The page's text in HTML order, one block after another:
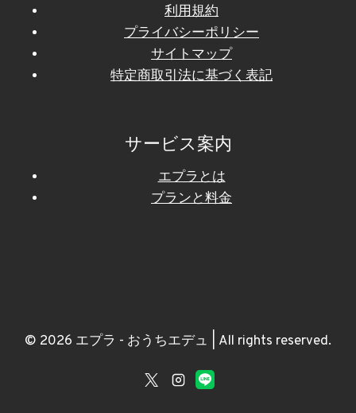
利用規約
プライバシーポリシー
サイトマップ
特定商取引法に基づく表記
サービス案内
エプラとは
プランと料金
© 2026 エプラ - おうちエデュ | All rights reserved.